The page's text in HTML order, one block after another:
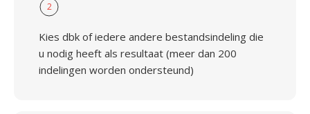
2
Kies dbk of iedere andere bestandsindeling die
u nodig heeft als resultaat (meer dan 200
indelingen worden ondersteund)